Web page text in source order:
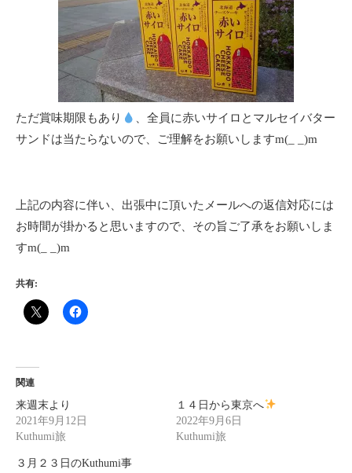
ただ賞味期限もあり
、全員に赤いサイロとマルセイバター
サンドは当たらないので、ご理解をお願いしますm(_ _)m
上記の内容に伴い、出張中に頂いたメールへの返信対応には
お時間が掛かると思いますので、その旨ご了承をお願いしま
すm(_ _)m
共有:
関連
来週末より
2021年9月12日
Kuthumi旅
１４日から東京へ
2022年9月6日
Kuthumi旅
３月２３日のKuthumi事